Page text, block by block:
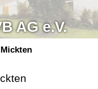
AG e.V.